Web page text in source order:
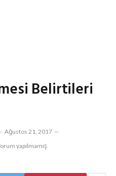
Belirtileri
Ağustos 21, 2017
yapılmamış